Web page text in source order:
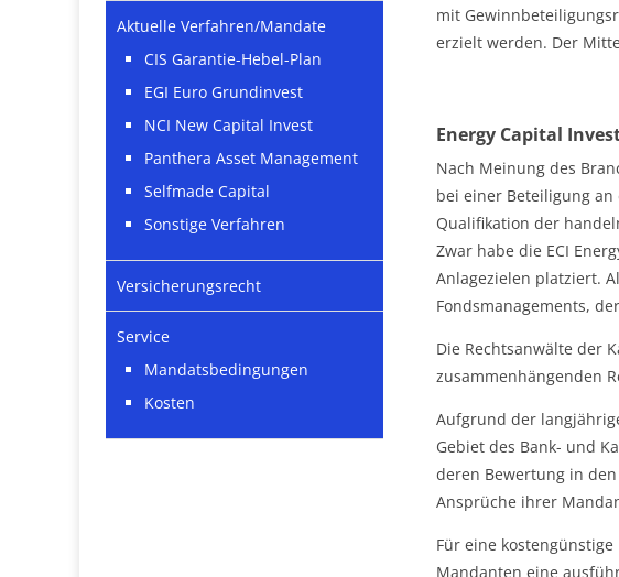
mit
erzielt werden. Der
Energy Capital
Nach Meinung des
bei einer Beteiligung an
Qualifikation der
Zwar habe die ECI
Anlagezielen platziert.
Fondsmanagements,
Die Rechtsanwälte der
zusammenhängenden
Aufgrund der
Gebiet des Bank- und
deren Bewertung in den
Ansprüche ihrer
Für eine kostengünstige
Mandanten eine
Aktuelle Verfahren/Mandate
CIS Garantie-Hebel-Plan
EGI Euro Grundinvest
NCI New Capital Invest
Panthera Asset Management
Selfmade Capital
Sonstige Verfahren
Versicherungsrecht
Service
Mandatsbedingungen
Kosten